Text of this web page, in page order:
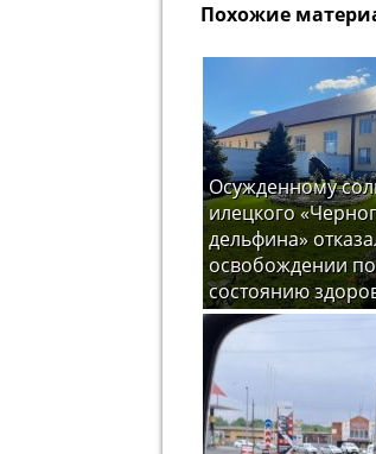
Похожие
Осужденному
илецкого
дельфина»
освобождении по
состоянию